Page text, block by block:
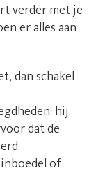
verder met je
er alles aan
dan schakel
hij
dat de
of